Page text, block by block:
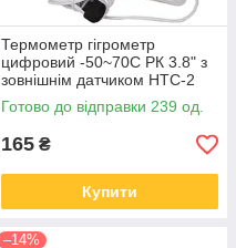
Термометр гігрометр
цифровий -50~70C РК 3.8" з
зовнішнім датчиком HTC-2
Готово до відправки 239 од.
165 ₴
Купити
–14%